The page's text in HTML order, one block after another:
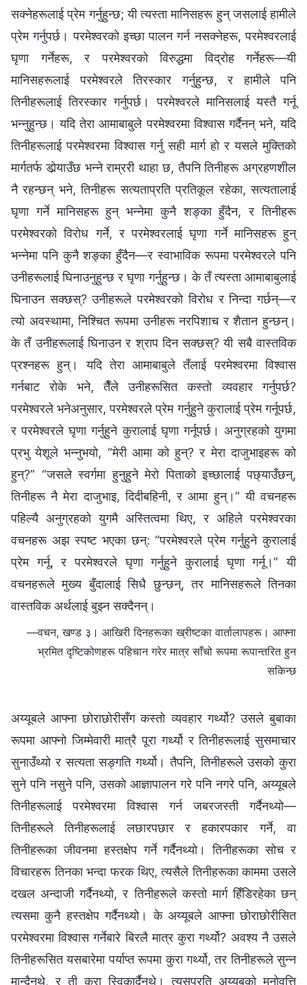
सक्नेहरूलाई प्रेम गर्नुहुन्छ; यी त्यस्ता मानिसहरू हुन् जसलाई हामीले
प्रेम गर्नुपर्छ। परमेश्‍वरको इच्छा पालन गर्न नसक्नेहरू, परमेश्‍वरलाई
घृणा गर्नेहरू, र परमेश्‍वरको विरुद्धमा विद्रोह गर्नेहरू—यी
मानिसहरूलाई परमेश्‍वरले तिरस्कार गर्नुहुन्छ, र हामीले पनि
तिनीहरूलाई तिरस्कार गर्नुपर्छ। परमेश्‍वरले मानिसलाई यस्तै गर्नू
भन्नुहुन्छ। यदि तेरा आमाबाबुले परमेश्‍वरमा विश्‍वास गर्दैनन् भने, यदि
तिनीहरूलाई परमेश्‍वरमा विश्‍वास गर्नु सही मार्ग हो र यसले मुक्तिको
मार्गतर्फ डोर्‍याउँछ भन्‍ने राम्ररी थाहा छ, तैपनि तिनीहरू अग्रहणशील
नै रहन्छन् भने, तिनीहरू सत्यताप्रति प्रतिकूल रहेका, सत्यतालाई
घृणा गर्ने मानिसहरू हुन् भन्‍नेमा कुनै शङ्का हुँदैन, र तिनीहरू
परमेश्‍वरको विरोध गर्ने, र परमेश्‍वरलाई घृणा गर्ने मानिसहरू हुन्
भन्‍नेमा पनि कुनै शङ्का हुँदैन—र स्वाभाविक रूपमा परमेश्‍वरले पनि
उनीहरूलाई घिनाउनुहुन्छ र घृणा गर्नुहुन्छ। के तँ त्यस्ता आमाबाबुलाई
घिनाउन सक्छस्? उनीहरूले परमेश्‍वरको विरोध र निन्दा गर्छन्—र
त्यो अवस्थामा, निश्‍चित रूपमा उनीहरू नरपिशाच र शैतान हुन्छन्।
के तँ उनीहरूलाई घिनाउन र श्राप दिन सक्छस्? यी सबै वास्तविक
प्रश्‍नहरू हुन्। यदि तेरा आमाबाबुले तँलाई परमेश्‍वरमा विश्‍वास
गर्नबाट रोके भने, तैँले उनीहरूसित कस्तो व्यवहार गर्नुपर्छ?
परमेश्‍वरले भनेअनुसार, परमेश्‍वरले प्रेम गर्नुहुने कुरालाई प्रेम गर्नूपर्छ,
र परमेश्‍वरले घृणा गर्नुहुने कुरालाई घृणा गर्नूपर्छ। अनुग्रहको युगमा
प्रभु येशूले भन्नुभयो, “मेरी आमा को हुन्? र मेरा दाजुभाइहरू को
हुन्?” “जसले स्वर्गमा हुनुहुने मेरो पिताको इच्छालाई पछ्याउँछन्,
तिनीहरू नै मेरा दाजुभाइ, दिदीबहिनी, र आमा हुन्।” यी वचनहरू
पहिल्यै अनुग्रहको युगमै अस्तित्वमा थिए, र अहिले परमेश्‍वरका
वचनहरू अझ स्पष्ट भएका छन्: “परमेश्‍वरले प्रेम गर्नुहुने कुरालाई
प्रेम गर्नू, र परमेश्‍वरले घृणा गर्नुहुने कुरालाई घृणा गर्नू।” यी
वचनहरूले मुख्य बुँदालाई सिधै छुन्छन्, तर मानिसहरूले तिनका
वास्तविक अर्थलाई बुझ्न सक्दैनन्।
—वचन, खण्ड ३। आखिरी दिनहरूका ख्रीष्टका वार्तालापहरू। आफ्ना
भ्रमित दृष्टिकोणहरू पहिचान गरेर मात्र साँचो रूपमा रूपान्तरित हुन
सकिन्छ
अय्यूबले आफ्‍ना छोराछोरीसँग कस्तो व्यवहार गर्थ्यो? उसले बुबाका
रूपमा आफ्‍नो जिम्‍मेवारी मात्रै पूरा गर्थ्यो र तिनीहरूलाई सुसमाचार
सुनाउँथ्यो र सत्यता सङ्गति गर्थ्यो। तैपनि, तिनीहरूले उसको कुरा
सुने पनि नसुने पनि, उसको आज्ञापालन गरे पनि नगरे पनि, अय्यूबले
तिनीहरूलाई परमेश्‍वरमा विश्‍वास गर्न जबरजस्ती गर्दैनथ्यो—
तिनीहरूले तिनीहरूलाई लछारपछार र हकारपकार गर्ने, वा
तिनीहरूका जीवनमा हस्तक्षेप गर्ने गर्दैनथ्यो। तिनीहरूका सोच र
विचारहरू तिनका भन्दा फरक थिए, त्यसैले तिनीहरूका काममा उसले
दखल अन्दाजी गर्दैनथ्यो, र तिनीहरूले कस्तो मार्ग हिँडिरहेका छन्
त्यसमा कुनै हस्तक्षेप गर्दैनथ्यो। के अय्यूबले आफ्‍ना छोराछोरीसित
परमेश्‍वरमा विश्‍वास गर्नेबारे बिरलै मात्र कुरा गर्थ्यो? अवश्य नै उसले
तिनीहरूसित यसबारेमा पर्याप्त रूपमा कुरा गर्थ्यो, तर तिनीहरूले सुन्‍न
मान्दैनथे, र ती कुरा स्विकार्दैनथे। त्यसप्रति अय्यूबको मनोवृत्ति